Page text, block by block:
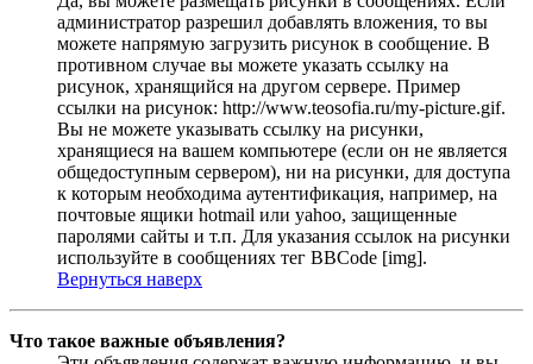
администратор разрешил добавлять вложения, то вы
можете напрямую загрузить рисунок в сообщение. В
противном случае вы можете указать ссылку на
рисунок, хранящийся на другом сервере. Пример
ссылки на рисунок: http://www.teosofia.ru/my-picture.gif.
Вы не можете указывать ссылку на рисунки,
хранящиеся на вашем компьютере (если он не является
общедоступным сервером), ни на рисунки, для доступа
к которым необходима аутентификация, например, на
почтовые ящики hotmail или yahoo, защищенные
паролями сайты и т.п. Для указания ссылок на рисунки
используйте в сообщениях тег BBCode [img].
Вернуться наверх
Что такое важные объявления?